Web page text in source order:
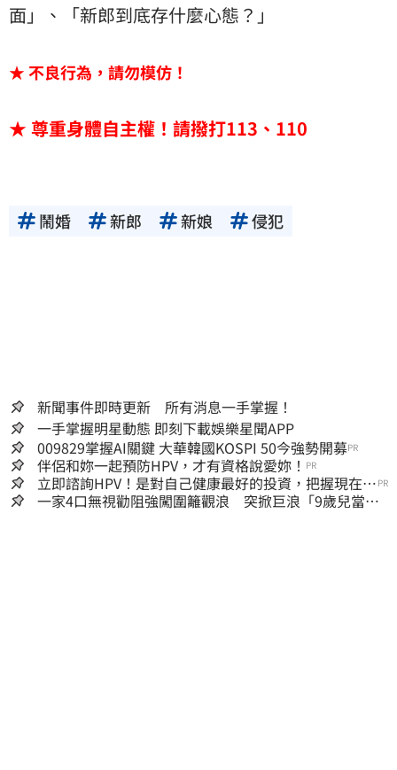
面」、「新郎到底存什麼心態？」
★ 不良行為，請勿模仿！
★ 尊重身體自主權！請撥打113、110
鬧婚 新郎 新娘 侵犯
新聞事件即時更新 所有消息一手掌握！
一手掌握明星動態 即刻下載娛樂星聞APP
009829掌握AI關鍵 大華韓國KOSPI 50今強勢開募PR
伴侶和妳一起預防HPV，才有資格說愛妳！ PR
立即諮詢HPV！是對自己健康最好的投資，把握現在不
嫌晚！
PR
一家4口無視勸阻強闖圍籬觀浪 突掀巨浪「9歲兒當場